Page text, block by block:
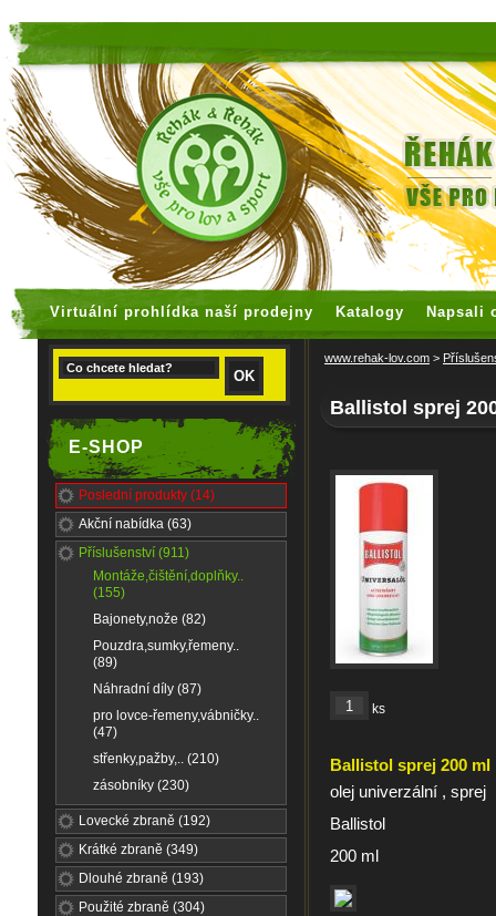
Virtuální prohlídka naší prodejny Katalogy Napsali
E-SHOP
Poslední produkty (14)
Akční nabídka (63)
Příslušenství (911)
Montáže,čištění,doplňky..
(155)
Bajonety,nože (82)
Pouzdra,sumky,řemeny..
(89)
Náhradní díly (87)
pro lovce-řemeny,vábničky..
(47)
střenky,pažby,.. (210)
zásobníky (230)
Lovecké zbraně (192)
Krátké zbraně (349)
Dlouhé zbraně (193)
Použité zbraně (304)
www.rehak-lov.com >
Ballistol sprej
ks
Ballistol sprej 200 ml
olej univerzální , sprej
Ballistol
200 ml